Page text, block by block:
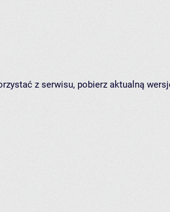
z serwisu, pobierz aktualną